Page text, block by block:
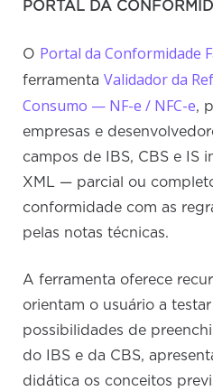
PORTAL DA
O Portal da Conformidade
ferramentaValidador da
Consumo — NF-e / NFC-e,
empresas e
campos de IBS, CBS e IS
XML — parcial ou
conformidade com as
pelas notas técnicas.
A ferramenta oferece
orientam o usuário a
possibilidades de
do IBS e da CBS,
didática os conceitos